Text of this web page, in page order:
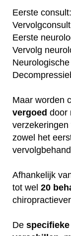
Eerste consult:
Eerste
Vervolg
Maar worden
vergoed door
zowel het
Afhankelijk
tot wel 20
De specifieke